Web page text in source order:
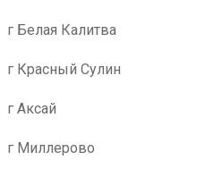
г Белая Калитва
г Красный Сулин
г Аксай
г Миллерово